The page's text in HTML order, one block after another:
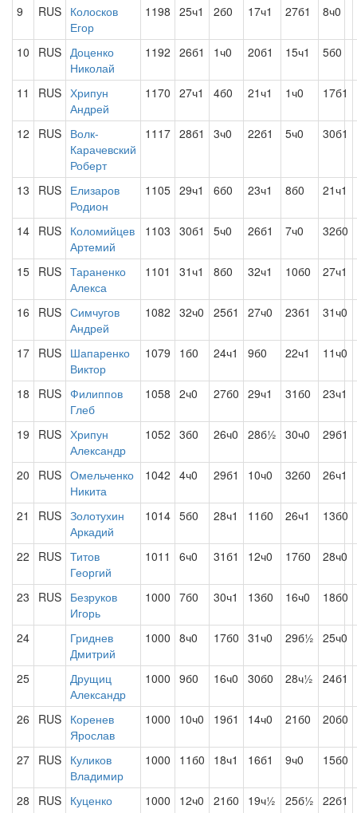
9 RUS Колосков
Егор
1198 25ч1 2б0 17ч1 27б1 8ч0
10 RUS Доценко
Николай
1192 26б1 1ч0 20б1 15ч1 5б0
11 RUS Хрипун
Андрей
1170 27ч1 4б0 21ч1 1ч0 17б1
12 RUS Волк-
Карачевский
Роберт
1117 28б1 3ч0 22б1 5ч0 30б1
13 RUS Елизаров
Родион
1105 29ч1 6б0 23ч1 8б0 21ч1
14 RUS Коломийцев
Артемий
1103 30б1 5ч0 26б1 7ч0 32б0
15 RUS Тараненко
Алекса
1101 31ч1 8б0 32ч1 10б0 27ч1
16 RUS Симчугов
Андрей
1082 32ч0 25б1 27ч0 23б1 31ч0
17 RUS Шапаренко
Виктор
1079 1б0 24ч1 9б0 22ч1 11ч0
18 RUS Филиппов
Глеб
1058 2ч0 27б0 29ч1 31б0 23ч1
19 RUS Хрипун
Александр
1052 3б0 26ч0 28б½ 30ч0 29б1
20 RUS Омельченко
Никита
1042 4ч0 29б1 10ч0 32б0 26ч1
21 RUS Золотухин
Аркадий
1014 5б0 28ч1 11б0 26ч1 13б0
22 RUS Титов
Георгий
1011 6ч0 31б1 12ч0 17б0 28ч0
23 RUS Безруков
Игорь
1000 7б0 30ч1 13б0 16ч0 18б0
24
Гриднев
Дмитрий
1000 8ч0 17б0 31ч0 29б½ 25ч0
25
Друщиц
Александр
1000 9б0 16ч0 30б0 28ч½ 24б1
26 RUS Коренев
Ярослав
1000 10ч0 19б1 14ч0 21б0 20б0
27 RUS Куликов
Владимир
1000 11б0 18ч1 16б1 9ч0 15б0
28 RUS Куценко
1000 12ч0 21б0 19ч½ 25б½ 22б1